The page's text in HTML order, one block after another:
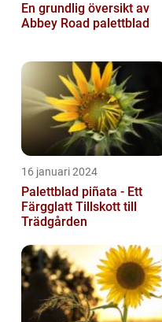
En grundlig översikt av
Abbey Road palettblad
16 januari 2024
Palettblad piñata - Ett
Färgglatt Tillskott till
Trädgården